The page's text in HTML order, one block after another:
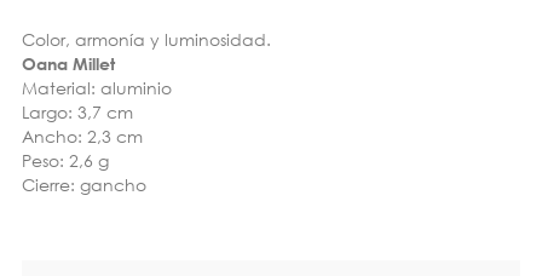
Color, armonía y luminosidad.
Oana Millet
Material: aluminio
Largo: 3,7 cm
Ancho: 2,3 cm
Peso: 2,6 g
Cierre: gancho